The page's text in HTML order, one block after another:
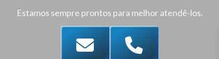
Estamos sempre prontos para melhor atendê-los.